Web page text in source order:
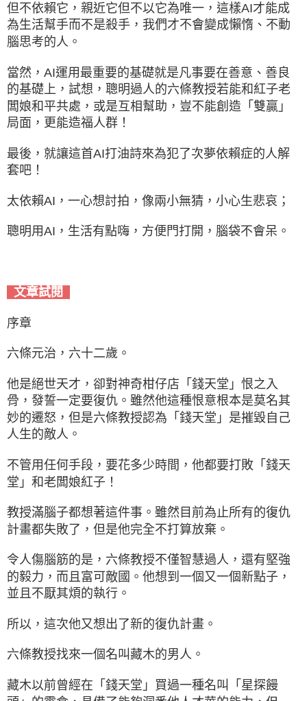
但不依賴它，親近它但不以它為唯一，這樣AI才能成
為生活幫手而不是殺手，我們才不會變成懶惰、不動
腦思考的人。
當然，AI運用最重要的基礎就是凡事要在善意、善良
的基礎上，試想，聰明過人的六條教授若能和紅子老
闆娘和平共處，或是互相幫助，豈不能創造「雙贏」
局面，更能造福人群！
最後，就讓這首AI打油詩來為犯了次夢依賴症的人解
套吧！
太依賴AI，一心想討拍，像兩小無猜，小心生悲哀；
聰明用AI，生活有點嗨，方便門打開，腦袋不會呆。
文章試閱
序章
六條元治，六十二歲。
他是絕世天才，卻對神奇柑仔店「錢天堂」恨之入
骨，發誓一定要復仇。雖然他這種恨意根本是莫名其
妙的遷怒，但是六條教授認為「錢天堂」是摧毀自己
人生的敵人。
不管用任何手段，要花多少時間，他都要打敗「錢天
堂」和老闆娘紅子！
教授滿腦子都想著這件事。雖然目前為止所有的復仇
計畫都失敗了，但是他完全不打算放棄。
令人傷腦筋的是，六條教授不僅智慧過人，還有堅強
的毅力，而且富可敵國。他想到一個又一個新點子，
並且不厭其煩的執行。
所以，這次他又想出了新的復仇計畫。
六條教授找來一個名叫藏木的男人。
藏木以前曾經在「錢天堂」買過一種名叫「星探饅